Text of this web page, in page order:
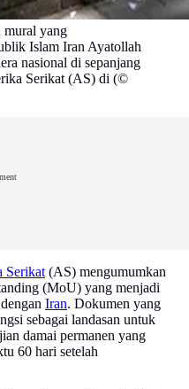
mural yang
Islam Iran Ayatollah
nasional di sepanjang
Serikat (AS) di (©
Serikat(AS) mengumumkan
(MoU) yang menjadi
Iran. Dokumen yang
sebagai landasan untuk
damai permanen yang
60 hari setelah